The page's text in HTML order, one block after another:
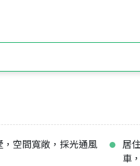
空間寬敞，採光通風
居
車，